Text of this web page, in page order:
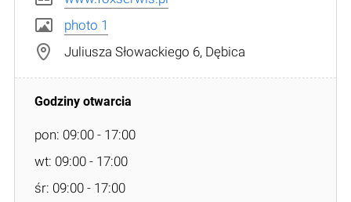
photo 1
Juliusza Słowackiego 6, Dębica
pon: 09:00 - 17:00
wt: 09:00 - 17:00
śr: 09:00 - 17:00